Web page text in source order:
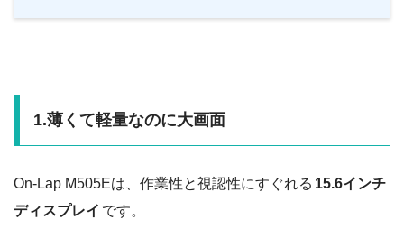
1.薄くて軽量なのに大画面
On-Lap M505Eは、作業性と視認性にすぐれる 15.6インチ
ディスプレイ です。